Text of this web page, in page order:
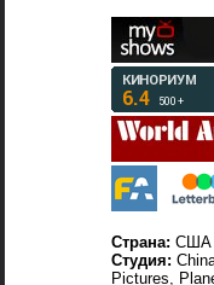
Страна: США
Студия:
Pictures,